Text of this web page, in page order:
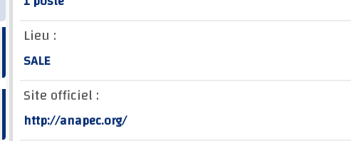
Lieu :
SALE
Site officiel :
http://anapec.org/